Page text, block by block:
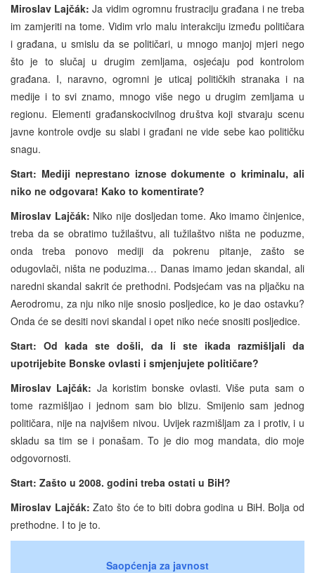
Miroslav Lajčák: Ja vidim ogromnu frustraciju građana i ne treba
im zamjeriti na tome. Vidim vrlo malu interakciju između političara
i građana, u smislu da se političari, u mnogo manjoj mjeri nego
što je to slučaj u drugim zemljama, osjećaju pod kontrolom
građana. I, naravno, ogromni je uticaj političkih stranaka i na
medije i to svi znamo, mnogo više nego u drugim zemljama u
regionu. Elementi građanskocivilnog društva koji stvaraju scenu
javne kontrole ovdje su slabi i građani ne vide sebe kao političku
snagu.
Start: Mediji neprestano iznose dokumente o kriminalu, ali
niko ne odgovara! Kako to komentirate?
Miroslav Lajčák: Niko nije dosljedan tome. Ako imamo činjenice,
treba da se obratimo tužilaštvu, ali tužilaštvo ništa ne poduzme,
onda treba ponovo mediji da pokrenu pitanje, zašto se
odugovlači, ništa ne poduzima… Danas imamo jedan skandal, ali
naredni skandal sakrit će prethodni. Podsjećam vas na pljačku na
Aerodromu, za nju niko nije snosio posljedice, ko je dao ostavku?
Onda će se desiti novi skandal i opet niko neće snositi posljedice.
Start: Od kada ste došli, da li ste ikada razmišljali da
upotrijebite Bonske ovlasti i smjenjujete političare?
Miroslav Lajčák: Ja koristim bonske ovlasti. Više puta sam o
tome razmišljao i jednom sam bio blizu. Smijenio sam jednog
političara, nije na najvišem nivou. Uvijek razmišljam za i protiv, i u
skladu sa tim se i ponašam. To je dio mog mandata, dio moje
odgovornosti.
Start: Zašto u 2008. godini treba ostati u BiH?
Miroslav Lajčák: Zato što će to biti dobra godina u BiH. Bolja od
prethodne. I to je to.
Saopćenja za javnost